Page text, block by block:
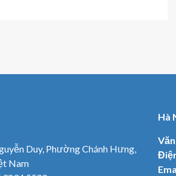
Duy, Phường Chánh Hưng,
Nam
Hà